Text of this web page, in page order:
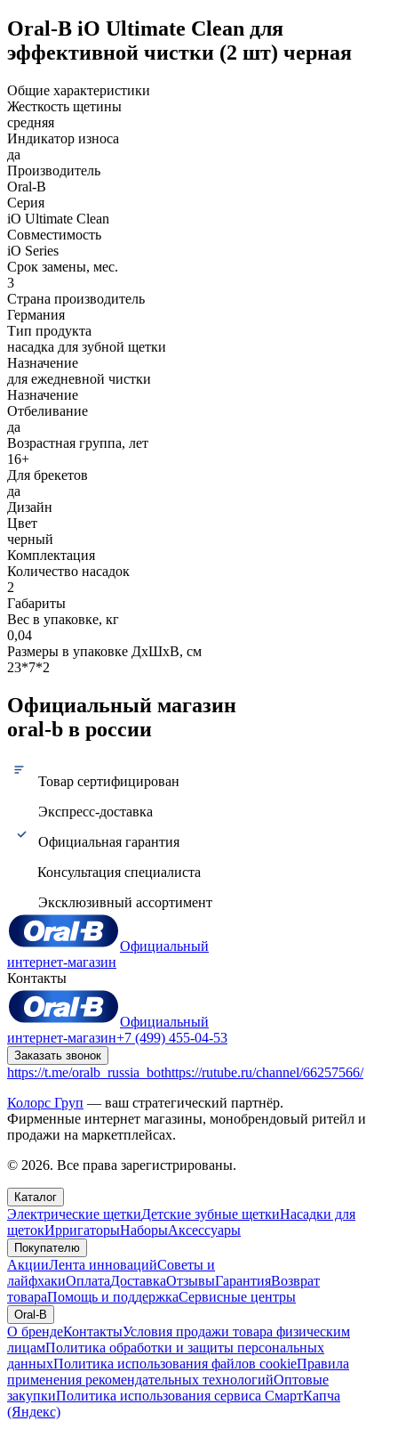
Oral-B iO Ultimate Clean для
эффективной чистки (2 шт) черная
Общие характеристики
Жесткость щетины
средняя
Индикатор износа
да
Производитель
Oral-B
Серия
iO Ultimate Clean
Совместимость
iO Series
Срок замены, мес.
3
Страна производитель
Германия
Тип продукта
насадка для зубной щетки
Назначение
для ежедневной чистки
Назначение
Отбеливание
да
Возрастная группа, лет
16+
Для брекетов
да
Дизайн
Цвет
черный
Комплектация
Количество насадок
2
Габариты
Вес в упаковке, кг
0,04
Размеры в упаковке ДxШxВ, см
23*7*2
Официальный магазин
oral-b в россии
Товар сертифицирован
Экспресс-доставка
Официальная гарантия
Консультация специалиста
Эксклюзивный ассортимент
Официальный
интернет-магазин
Контакты
Официальный
интернет-магазин+7 (499) 455-04-53
Заказать звонок
https://t.me/oralb_russia_bothttps://rutube.ru/channel/66257566/
Колорс Груп — ваш стратегический партнёр.
Фирменные интернет магазины, монобрендовый ритейл и
продажи на маркетплейсах.
© 2026. Все права зарегистрированы.
Каталог
Электрические щеткиДетские зубные щеткиНасадки для
щетокИрригаторыНаборыАксессуары
Покупателю
АкцииЛента инновацийСоветы и
лайфхакиОплатаДоставкаОтзывыГарантияВозврат
товараПомощь и поддержкаСервисные центры
Oral-B
О брендеКонтактыУсловия продажи товара физическим
лицамПолитика обработки и защиты персональных
данныхПолитика использования файлов cookieПравила
применения рекомендательных технологийОптовые
закупкиПолитика использования сервиса СмартКапча
(Яндекс)